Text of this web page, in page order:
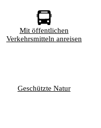
Mit öffentlichen
Verkehrsmitteln anreisen
Geschützte Natur